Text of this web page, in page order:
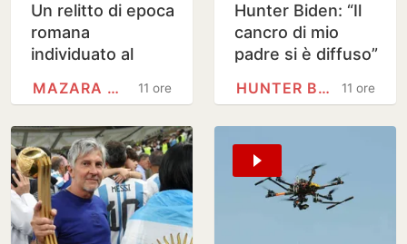
Un relitto di epoca
romana
individuato al
del Vallo
11 ore
MAZARA DEL VALLO
Hunter Biden: “Il
cancro di mio
padre si è diffuso”
11 ore
HUNTER BIDEN